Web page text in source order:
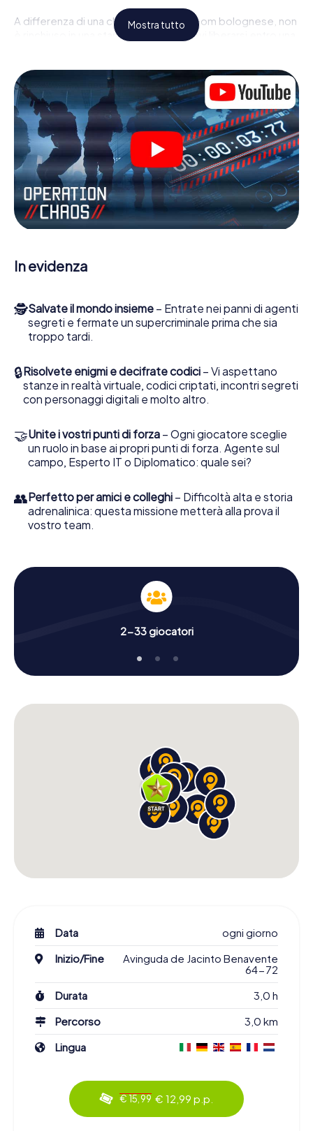
A differenza di una classica Escape Room bolognese, non
è rinchiuso in una stanza dalla quale devi liberarsi entro una
personale! Il requisito tecnico per la sua avventura da
agente a Benicarló é uno smartphone con accesso a
Internet mobile. Un clic le dà accesso alla nostra app web.
Non è necessario installare nulla per essere trascinati
nell'azione da video interattivi, minigiochi complicati e
molte altre funzionalità.
Lavori insieme con una squadra, origli le spie nemiche e
porti gli ufficiali di collegamento dalla sua parte. In questo
Escape Game a Benicarló lei e la sua squadra dovete
essere pronti a fermare i cattivi. A differenza di James
Bond and Co., tuttavia, non diventate eroi silenziosi: lei e
del Benicarló e avrete accesso alla vostra personale
galleria di immagini. Il gioco di Escape di myCityHunt rende
segreti e trasformi Benicarló in un'Escape Room
all'aperto!
Mostra tutto
In evidenza
🕵Salvate il mondo insieme – Entrate nei panni di agenti
segreti e fermate un supercriminale prima che sia
troppo tardi.
🔒Risolvete enigmi e decifrate codici – Vi aspettano
stanze in realtà virtuale, codici criptati, incontri segreti
con personaggi digitali e molto altro.
🤝Unite i vostri punti di forza – Ogni giocatore sceglie
un ruolo in base ai propri punti di forza. Agente sul
campo, Esperto IT o Diplomatico: quale sei?
👥Perfetto per amici e colleghi – Difficoltà alta e storia
adrenalinica: questa missione metterà alla prova il
vostro team.
2-33 giocatori
Data
ogni giorno
Inizio/Fine
Avinguda de Jacinto Benavente
64-72
Durata
3,0 h
Percorso
3,0 km
Lingua
€ 15,99 € 12,99 p.p.